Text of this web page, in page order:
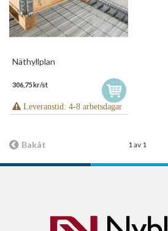
Näthyllplan
306,75 kr/st
Leveranstid: 4-8 arbetsdagar
Bakåt 1 av 1